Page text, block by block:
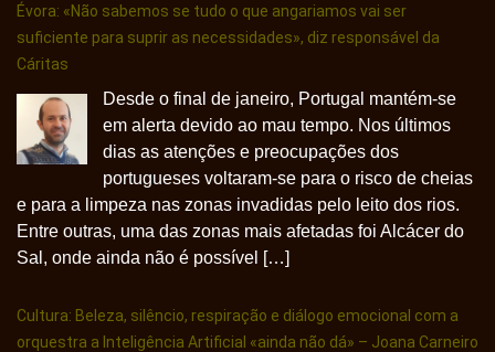
Évora: «Não sabemos se tudo o que angariamos vai ser
suficiente para suprir as necessidades», diz responsável da
Cáritas
Desde o final de janeiro, Portugal mantém-se
em alerta devido ao mau tempo. Nos últimos
dias as atenções e preocupações dos
portugueses voltaram-se para o risco de cheias
e para a limpeza nas zonas invadidas pelo leito dos rios.
Entre outras, uma das zonas mais afetadas foi Alcácer do
Sal, onde ainda não é possível […]
Cultura: Beleza, silêncio, respiração e diálogo emocional com a
orquestra a Inteligência Artificial «ainda não dá» – Joana Carneiro